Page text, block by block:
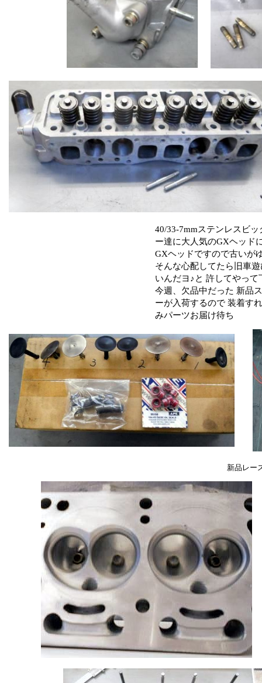
40/33-7mmステンレスビ
ー達に大人気のGXヘッド
GXヘッドですので古いが
そんな心配してたら旧車
いんだヨ♪と 許してやって
今週、欠品中だった 新品
ーが入荷するので 装着す
みパーツお届け待ち
新品レー